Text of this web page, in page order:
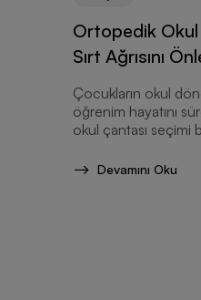
Ortopedik Okul
Sırt Ağrısını
Çocukların okul
öğrenim hayatını
okul çantası seçimi
Devamını Oku